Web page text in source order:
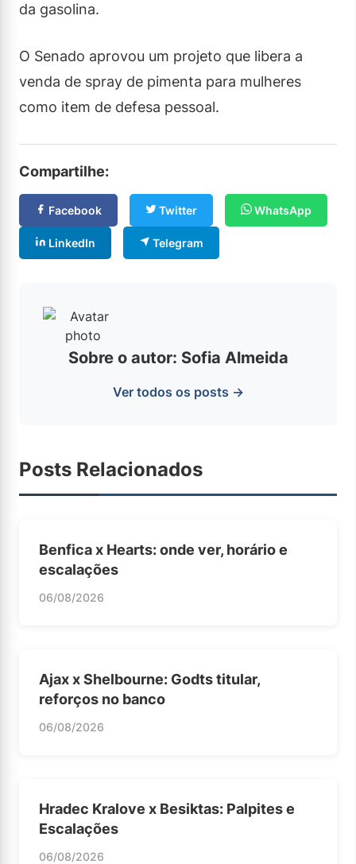
da gasolina.
O Senado aprovou um projeto que libera a
venda de spray de pimenta para mulheres
como item de defesa pessoal.
Compartilhe:
Facebook Twitter WhatsApp
LinkedIn Telegram
Sobre o autor: Sofia Almeida
Ver todos os posts →
Posts Relacionados
Benfica x Hearts: onde ver, horário e
escalações
06/08/2026
Ajax x Shelbourne: Godts titular,
reforços no banco
06/08/2026
Hradec Kralove x Besiktas: Palpites e
Escalações
06/08/2026